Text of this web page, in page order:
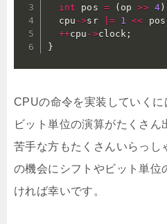
int pos = ( op >> 4)
  cpu
->sr |= 1 << pos
++cpu ->clock ;
}
CPUの命令を実装していく
ビット単位の演算がたくさん
苦手な方もたくさんいらっし
の機会にシフトやビット単位
ければ幸いです。